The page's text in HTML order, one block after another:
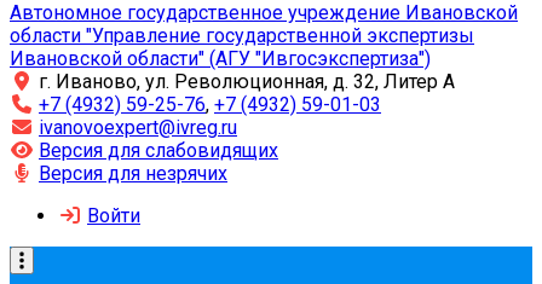
Автономное государственное учреждение Ивановской
области "Управление государственной экспертизы
Ивановской области" (АГУ "Ивгосэкспертиза")
г. Иваново, ул. Революционная, д. 32, Литер А
+7 (4932) 59-25-76, +7 (4932) 59-01-03
ivanovoexpert@ivreg.ru
Версия для слабовидящих
Версия для незрячих
Войти